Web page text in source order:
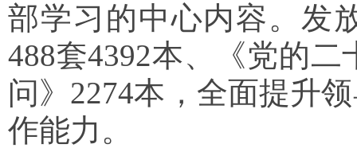
部学习的中心内容。发
488套4392本、《党的
问》2274本，全面提升
作能力。